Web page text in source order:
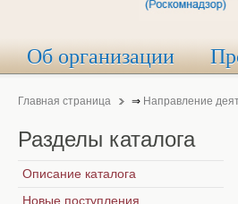
Об организации
Главная страница ⇒ Направление
Разделы каталога
Описание каталога
Новые поступления